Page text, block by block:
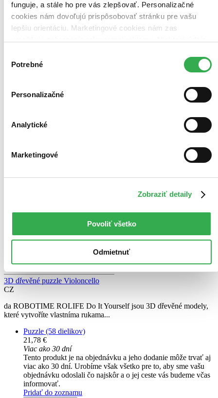
funguje, a stále ho pre vás zlepšovať. Personalizačné
cookies nám dovoľujú prispôsobovať stránku pre vašu
lepšiu orientáciu. Marketingové cookies nám zas
keby sme mohli používať všetky tieto cookies. Ďakujeme!
súhlasu
Potrebné
Personalizačné
Analytické
Marketingové
Zobraziť detaily
Povoliť všetko
Odmietnuť
Pridať do zoznamu
Vložiť do košíka
3D dřevěné puzzle Violoncello
CZ
da ROBOTIME ROLIFE Do It Yourself jsou 3D dřevěné modely,
které vytvoříte vlastníma rukama...
Puzzle (58 dielikov)
21,78 €
Viac ako 30 dní
Tento produkt je na objednávku a jeho dodanie môže trvať aj
viac ako 30 dní. Urobíme však všetko pre to, aby sme vašu
objednávku odoslali čo najskôr a o jej ceste vás budeme včas
informovať.
Pridať do zoznamu